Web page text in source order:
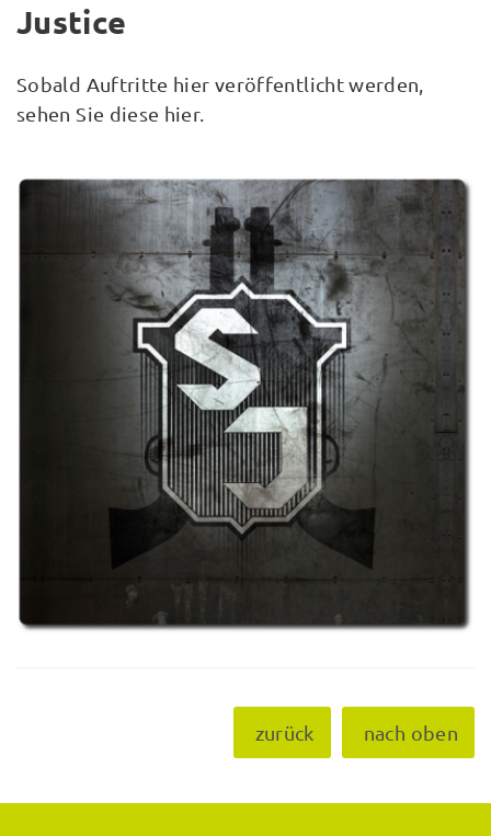
Justice
Sobald Auftritte hier veröffentlicht werden,
sehen Sie diese hier.
zurück nach oben